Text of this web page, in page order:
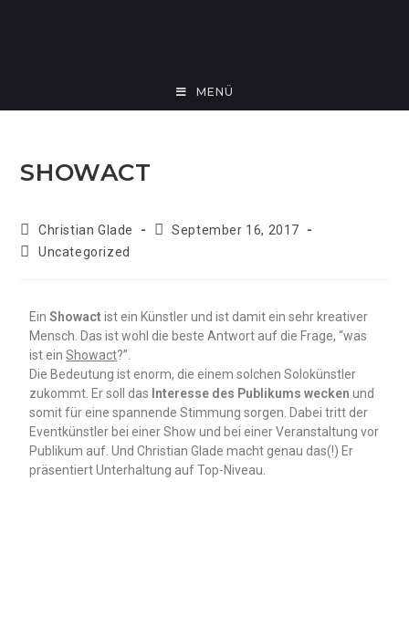
MENÜ
SHOWACT
Christian Glade
September 16, 2017
Uncategorized
EinShowact ist ein Künstler und ist damit ein sehr kreativer
Mensch. Das ist wohl die beste Antwort auf die Frage, “was
ist einShowact?”.
Die Bedeutung ist enorm, die einem solchen Solokünstler
zukommt. Er soll das Interesse des Publikums wecken und
somit für eine spannende Stimmung sorgen. Dabei tritt der
Eventkünstler bei einer Show und bei einer Veranstaltung vor
Publikum auf. Und Christian Glade macht genau das(!) Er
präsentiert Unterhaltung auf Top-Niveau.